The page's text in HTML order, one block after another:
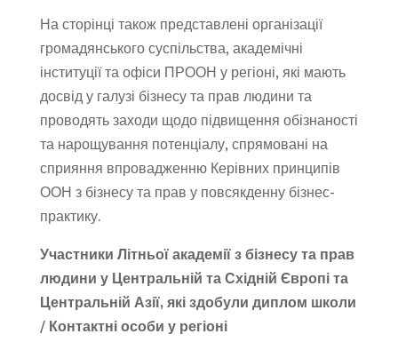
На сторінці також представлені організації
громадянського суспільства, академічні
інституції та офіси ПРООН у регіоні, які мають
досвід у галузі бізнесу та прав людини та
проводять заходи щодо підвищення обізнаності
та нарощування потенціалу, спрямовані на
сприяння впровадженню Керівних принципів
ООН з бізнесу та прав у повсякденну бізнес-
практику.
Участники Літньої академії з бізнесу та прав
людини у Центральній та Східній Європі та
Центральній Азії, які здобули диплом школи
/ Контактні особи у регіоні